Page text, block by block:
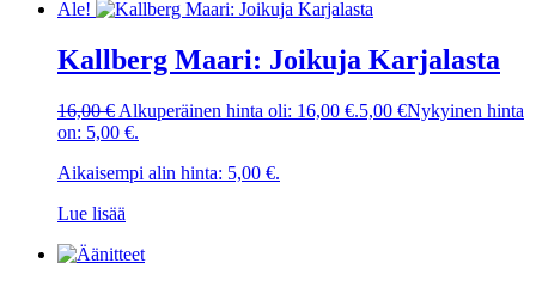
Ale!
Kallberg Maari: Joikuja Karjalasta
16,00€ Alkuperäinen hinta oli: 16,00 €.5,00 €Nykyinen hinta
on: 5,00 €.
Aikaisempi alin hinta: 5,00 €.
Lue lisää